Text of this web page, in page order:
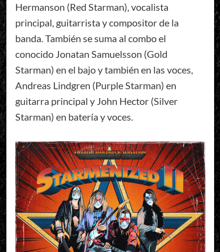
Hermanson (Red Starman), vocalista
principal, guitarrista y compositor de la
banda. También se suma al combo el
conocido Jonatan Samuelsson (Gold
Starman) en el bajo y también en las voces,
Andreas Lindgren (Purple Starman) en
guitarra principal y John Hector (Silver
Starman) en batería y voces.